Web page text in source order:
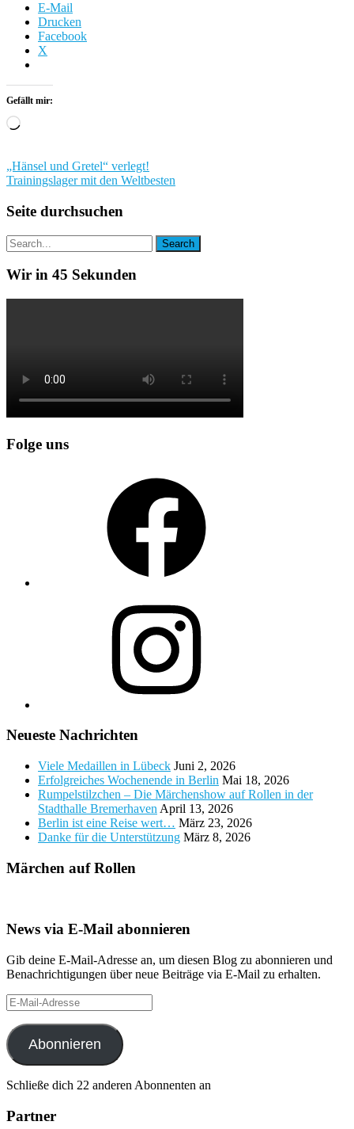
E-Mail
Drucken
Facebook
X
Gefällt mir:
Wird
Beitragsnavigation
„Hänsel und Gretel“ verlegt!
Trainingslager mit den Weltbesten
Seite durchsuchen
Wir in 45 Sekunden
Folge uns
Neueste Nachrichten
Viele Medaillen in Lübeck Juni 2, 2026
Erfolgreiches Wochenende in Berlin Mai 18, 2026
Rumpelstilzchen – Die Märchenshow auf Rollen in der
Stadthalle Bremerhaven April 13, 2026
Berlin ist eine Reise wert… März 23, 2026
Danke für die Unterstützung März 8, 2026
Märchen auf Rollen
News via E-Mail abonnieren
Gib deine E-Mail-Adresse an, um diesen Blog zu abonnieren und
Benachrichtigungen über neue Beiträge via E-Mail zu erhalten.
E-
Mail-
Adresse
Abonnieren
Schließe dich 22 anderen Abonnenten an
Partner